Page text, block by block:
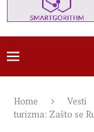
Home Vesti
turizma: Zašto se